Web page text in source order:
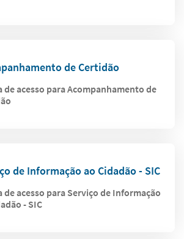
de Certidão
de acesso para Acompanhamento de
de Informação ao Cidadão - SIC
de acesso para Serviço de Informação
- SIC